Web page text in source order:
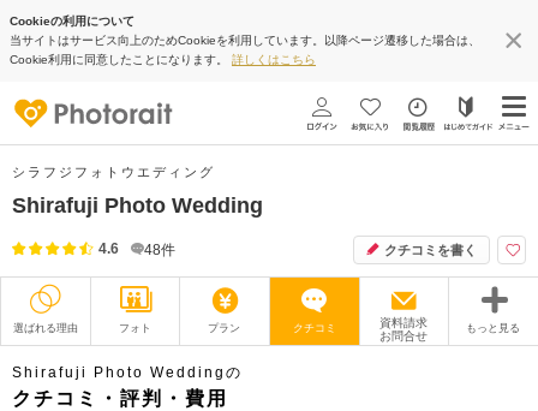
Cookieの利用について
当サイトはサービス向上のためCookieを利用しています。以降ページ遷移した場合は、
Cookie利用に同意したことになります。 詳しくはこちら
シラフジフォトウエディング
Shirafuji Photo Wedding
4.6 48件 クチコミを書く
選ばれる理由 フォト プラン クチコミ
資料請求
お問合せ
もっと見る
撮影レポート
Shirafuji Photo Weddingの
クチコミ・評判・費用